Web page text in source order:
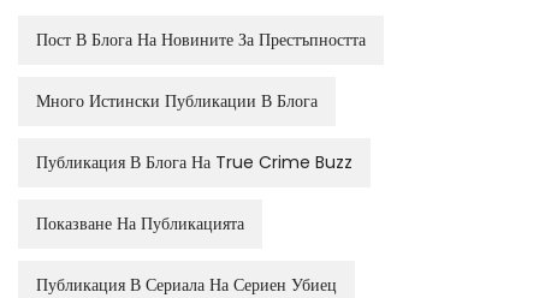
Пост В Блога На Новините За Престъпността
Много Истински Публикации В Блога
Публикация В Блога На True Crime Buzz
Показване На Публикацията
Публикация В Сериала На Сериен Убиец